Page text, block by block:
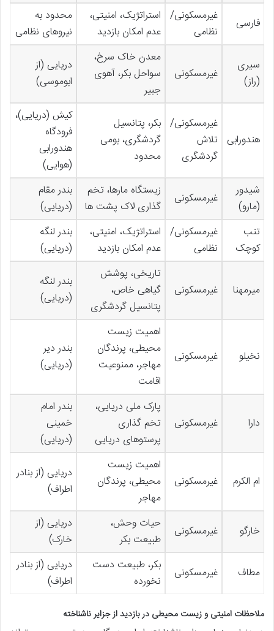
فارسی
غیرمسکونی/
نظامی
استراتژیک، امنیتی،
عدم امکان بازدید
محدود به
نیروهای نظامی
سیری
(راز)
غیرمسکونی
معدن خاک سرخ،
سواحل بکر، آهوی
جبیر
دریایی (از
ابوموسی)
هندورابی
غیرمسکونی/
تلاش
گردشگری
بکر، پتانسیل
گردشگری، بومی
محدود
کیش (دریایی)،
فرودگاه
هندورابی
(هوایی)
شیدور
(مارو)
غیرمسکونی
زیستگاه مارها، تخم
گذاری لاک پشت ها
بندر مقام
(دریایی)
تنب
کوچک
غیرمسکونی/
نظامی
استراتژیک، امنیتی،
عدم امکان بازدید
بندر لنگه
(دریایی)
میرمهنا غیرمسکونی
تاریخی، پوشش
گیاهی خاص،
پتانسیل گردشگری
بندر لنگه
(دریایی)
نخیلو غیرمسکونی
اهمیت زیست
محیطی، پرندگان
مهاجر، ممنوعیت
اقامت
بندر دیر
(دریایی)
دارا غیرمسکونی
پارک ملی دریایی،
تخم گذاری
پرستوهای دریایی
بندر امام
خمینی
(دریایی)
ام الکرم غیرمسکونی
اهمیت زیست
محیطی، پرندگان
مهاجر
دریایی (از بنادر
اطراف)
خارگو غیرمسکونی
حیات وحش،
طبیعت بکر
دریایی (از
خارک)
مطاف
غیرمسکونی
بکر، طبیعت دست
نخورده
دریایی (از بنادر
اطراف)
ملاحظات امنیتی و زیست محیطی در بازدید از جزایر ناشناخته